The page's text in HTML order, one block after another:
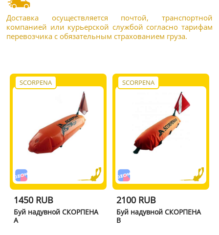
Доставка осуществляется почтой, транспортной
компанией или курьерской службой согласно тарифам
перевозчика с обязательным страхованием груза.
SCORPENA
1450 RUB
Буй надувной СКОРПЕНА
A
SCORPENA
2100 RUB
Буй надувной СКОРПЕНА
B